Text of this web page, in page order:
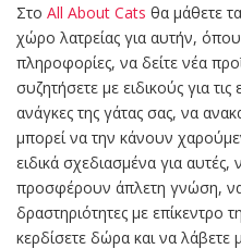
Στο All About Cats θα μάθετε
χώρο λατρείας για αυτήν,
πληροφορίες, να δείτε νέα
συζητήσετε με ειδικούς για τις
ανάγκες της γάτας σας, να
μπορεί να την κάνουν
ειδικά σχεδιασμένα για
προσφέρουν άπλετη γνώση,
δραστηριότητες με επίκεντρο
κερδίσετε δώρα και να